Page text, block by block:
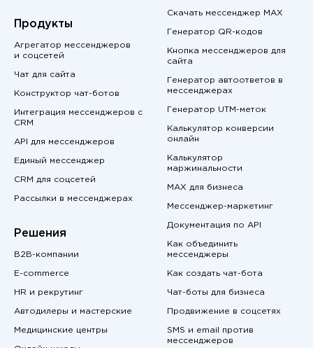
Продукты
Агрегатор мессенджеров
и соцсетей
Чат для сайта
Конструктор чат-ботов
Интеграция мессенджеров с
CRM
API для мессенджеров
Единый мессенджер
CRM для соцсетей
Рассылки в мессенджерах
Решения
B2B-компании
E-commerce
HR и рекрутинг
Автодилеры и мастерские
Медицинские центры
Скачать мессенджер MAX
Генератор QR-кодов
Кнопка мессенджеров для
сайта
Генератор автоответов в
мессенджерах
Генератор UTM-меток
Калькулятор конверсии
онлайн
Калькулятор
маржинальности
MAX для бизнеса
Мессенджер-маркетинг
Документация по API
Как объединить
мессенджеры
Как создать чат-бота
Чат-боты для бизнеса
Продвижение в соцсетях
SMS и email против
мессенджеров